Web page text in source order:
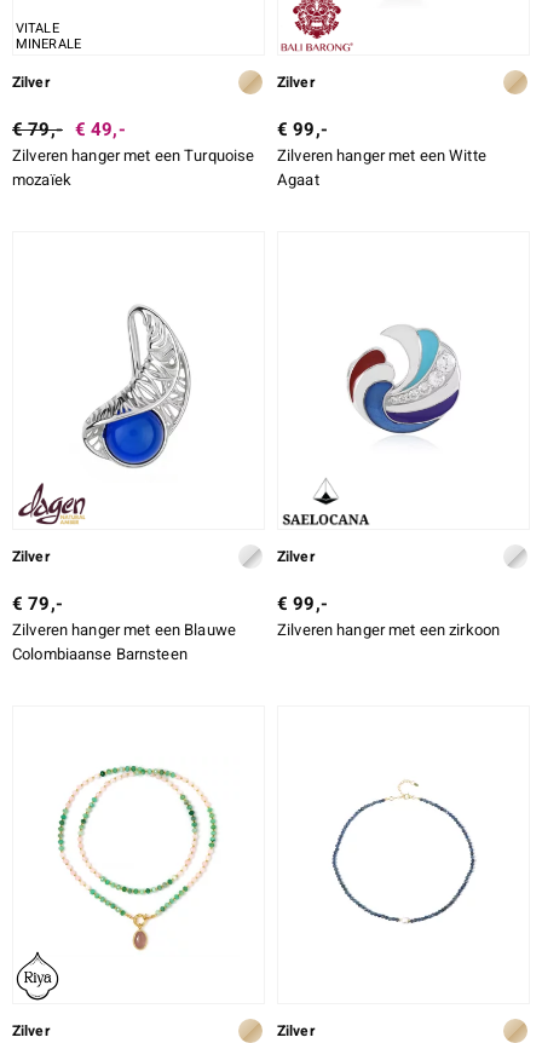
VITALE
MINERALE
Zilver
€ 79,- € 49,-
Zilveren hanger met een Turquoise
mozaïek
Zilver
€ 99,-
Zilveren hanger met een Witte
Agaat
Zilver
€ 79,-
Zilveren hanger met een Blauwe
Colombiaanse Barnsteen
Zilver
€ 99,-
Zilveren hanger met een zirkoon
Zilver Zilver